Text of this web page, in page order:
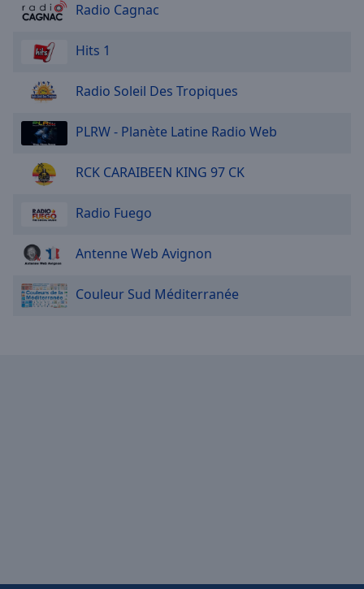
Radio Cagnac
Hits 1
Radio Soleil Des Tropiques
PLRW - Planète Latine Radio Web
RCK CARAIBEEN KING 97 CK
Radio Fuego
Antenne Web Avignon
Couleur Sud Méditerranée